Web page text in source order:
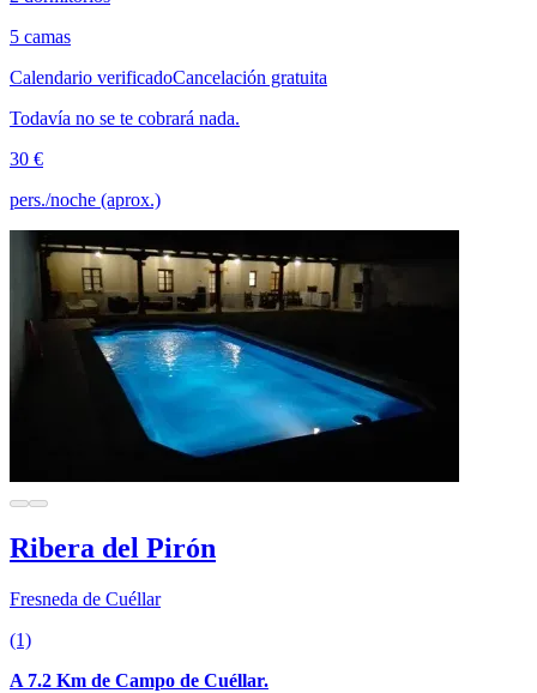
5 camas
Calendario verificadoCancelación gratuita
Todavía no se te cobrará nada.
30 €
pers./noche (aprox.)
Ribera del Pirón
Fresneda de Cuéllar
(1)
A 7.2 Km de Campo de Cuéllar.